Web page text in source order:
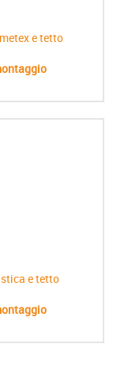
e tetto
e tetto